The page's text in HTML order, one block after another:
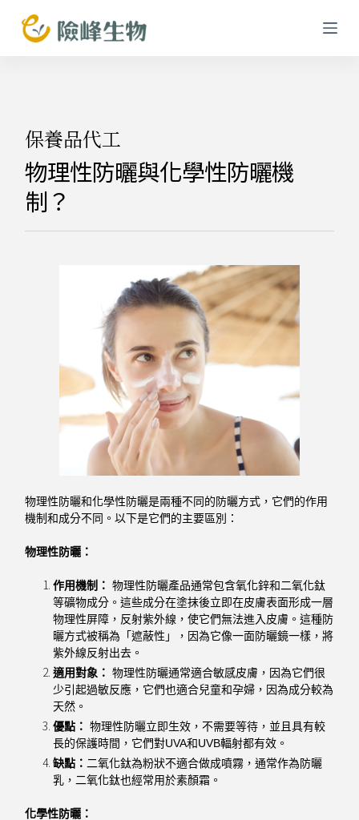
跳
至
保養品代工
物理性防曬與化學性防曬機
制？
物理性防曬和化學性防曬是兩種不同的防曬方式，它們的作用
機制和成分不同。以下是它們的主要區別：
物理性防曬：
作用機制： 物理性防曬產品通常包含氧化鋅和二氧化鈦
等礦物成分。這些成分在塗抹後立即在皮膚表面形成一層
物理性屏障，反射紫外線，使它們無法進入皮膚。這種防
曬方式被稱為「遮蔽性」，因為它像一面防曬鏡一樣，將
紫外線反射出去。
適用對象： 物理性防曬通常適合敏感皮膚，因為它們很
少引起過敏反應，它們也適合兒童和孕婦，因為成分較為
天然。
優點： 物理性防曬立即生效，不需要等待，並且具有較
長的保護時間，它們對UVA和UVB輻射都有效。
缺點：二氧化鈦為粉狀不適合做成噴霧，通常作為防曬
乳，二氧化鈦也經常用於素顏霜。
化學性防曬：